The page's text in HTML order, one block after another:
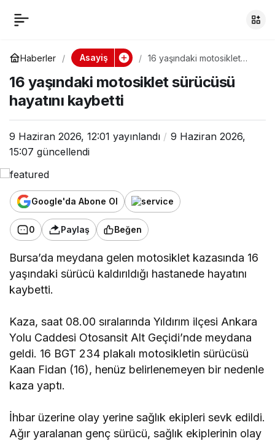
Haberler Asayiş
16 yaşındaki motosiklet
16 yaşındaki motosiklet sürücüsü
hayatını kaybetti
9 Haziran 2026, 12:01 yayınlandı
9 Haziran 2026,
15:07 güncellendi
Google'da Abone Ol
0 Paylaş Beğen
Bursa’da meydana gelen motosiklet kazasında 16
yaşındaki sürücü kaldırıldığı hastanede hayatını
kaybetti.
Kaza, saat 08.00 sıralarında Yıldırım ilçesi Ankara
Yolu Caddesi Otosansit Alt Geçidi’nde meydana
geldi. 16 BGT 234 plakalı motosikletin sürücüsü
Kaan Fidan (16), henüz belirlenemeyen bir nedenle
kaza yaptı.
İhbar üzerine olay yerine sağlık ekipleri sevk edildi.
Ağır yaralanan genç sürücü, sağlık ekiplerinin olay
16 yaşındaki
motosiklet sürücüsü
hayatını kaybetti